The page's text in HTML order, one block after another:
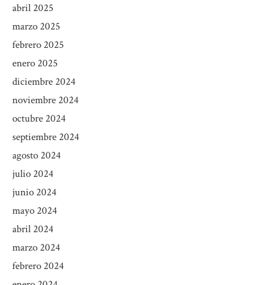
abril 2025
marzo 2025
febrero 2025
enero 2025
diciembre 2024
noviembre 2024
octubre 2024
septiembre 2024
agosto 2024
julio 2024
junio 2024
mayo 2024
abril 2024
marzo 2024
febrero 2024